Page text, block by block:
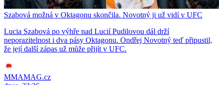
Szabová možná v Oktagonu skončila. Novotný ji už vidí v UFC
Lucia Szabová po výhře nad Lucií Pudilovou dál drží
neporazitelnost i dva pásy Oktagonu. Ondřej Novotný teď připustil,
že její další zápas už může přijít v UFC.
MMAMAG.cz